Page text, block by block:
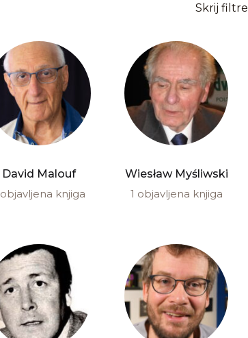
Skrij filtre
David Malouf
objavljena knjiga
Wiesław Myśliwski
1 objavljena knjiga